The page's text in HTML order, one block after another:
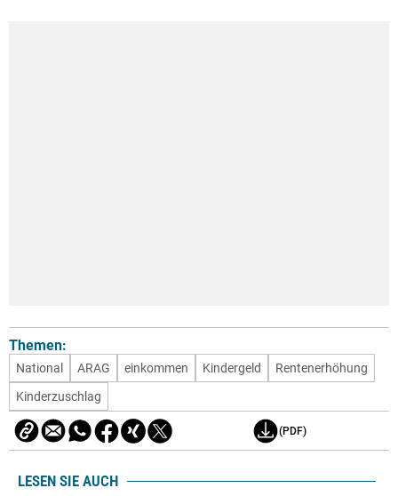
Themen:
National ARAG einkommen Kindergeld
Rentenerhöhung
Kinderzuschlag
(PDF)
LESEN SIE AUCH